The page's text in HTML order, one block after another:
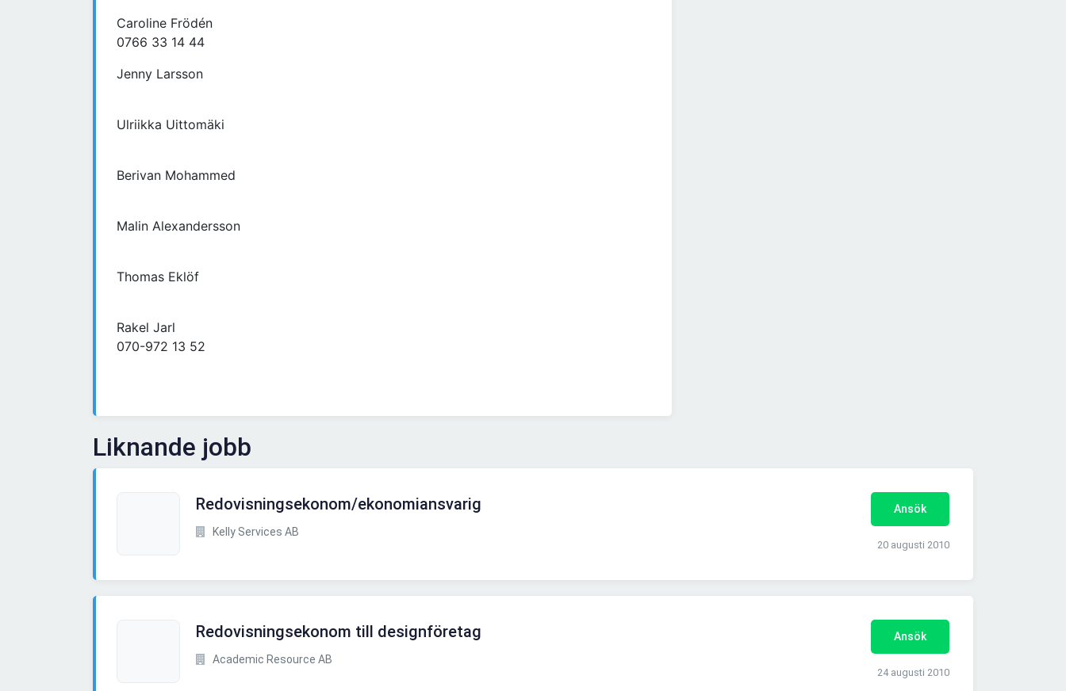
Caroline Frödén
0766 33 14 44
Jenny Larsson
Ulriikka Uittomäki
Berivan Mohammed
Malin Alexandersson
Thomas Eklöf
Rakel Jarl
070-972 13 52
Liknande jobb
Redovisningsekonom/ekonomiansvarig
Kelly Services AB
Ansök
20 augusti 2010
Redovisningsekonom till designföretag
Academic Resource AB
Ansök
24 augusti 2010